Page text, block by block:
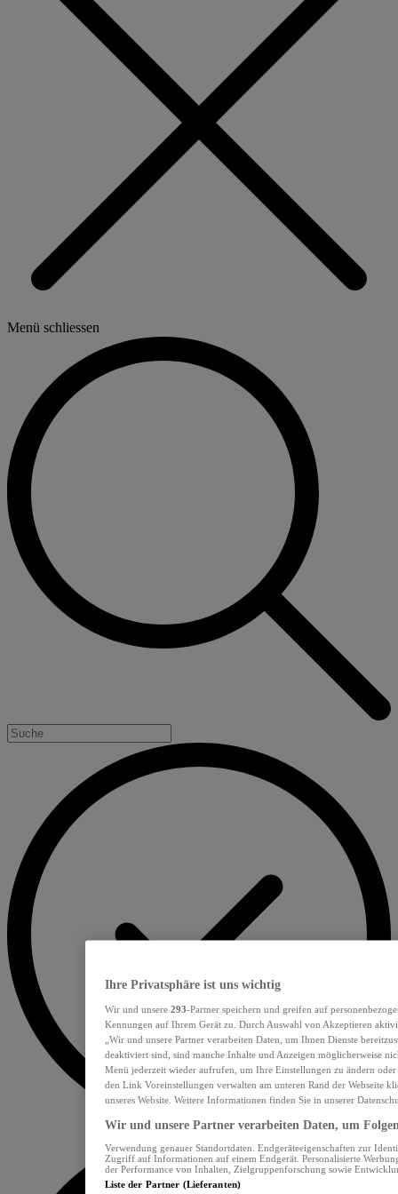
Menü schliessen
Ihre Privatsphäre ist uns wichtig
Wir und unsere 293-Partner speichern und greifen auf
Kennungen auf Ihrem Gerät zu. Durch Auswahl von Akzeptieren
„Wir und unsere Partner verarbeiten Daten, um Ihnen Dienste
deaktiviert sind, sind manche Inhalte und Anzeigen möglicherweise
Menü jederzeit wieder aufrufen, um Ihre Einstellungen zu ändern
den Link Voreinstellungen verwalten am unteren Rand der Webseite
unseres Website. Weitere Informationen finden Sie in unserer
Wir und unsere Partner verarbeiten Daten, um
Verwendung genauer Standortdaten. Endgeräteeigenschaften zur
Zugriff auf Informationen auf einem Endgerät. Personalisierte
der Performance von Inhalten, Zielgruppenforschung sowie
Liste der Partner (Lieferanten)